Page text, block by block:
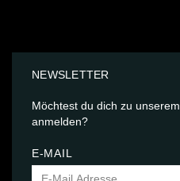
NEWSLETTER
Möchtest du dich zu unserem
anmelden?
E-MAIL